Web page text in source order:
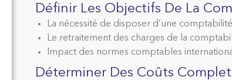
Définir Les Objectifs De La
La nécessité de disposer d’une
Le retraitement des charges de la
Impact des normes comptables
Déterminer Des Coûts